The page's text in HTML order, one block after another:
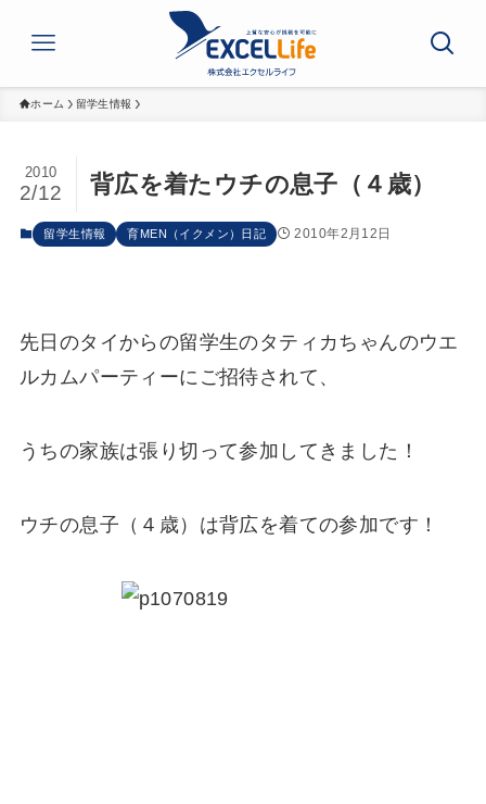
ホーム 留学生情報
背広を着たウチの息子（４歳）
2010
2/12
留学生情報 育MEN（イクメン）日記 2010年2月12日
先日のタイからの留学生のタティカちゃんのウエ
ルカムパーティーにご招待されて、
うちの家族は張り切って参加してきました！
ウチの息子（４歳）は背広を着ての参加です！